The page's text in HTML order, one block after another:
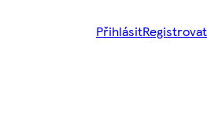
PřihlásitRegistrovat